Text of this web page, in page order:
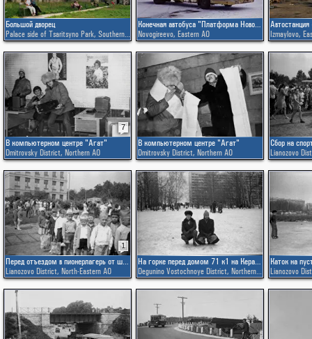
Большой дворец
Palace side of Tsaritsyno Park, Southern AO
Конечная автобуса "Платформа Новогиреево"
Novogireevo, Eastern AO Izmaylovo,
В компьютерном центре "Агат"
Dmitrovsky District, Northern AO
7
В компьютерном центре "Агат"
Dmitrovsky District, Northern AO Lianozovo
Перед отъездом в пионерлагерь от школы № 248
Lianozovo District, North-Eastern AO
1
На горке перед домом 71 к1 на Керамическом проезде
Degunino Vostochnoye District, Northern AO
Каток на
Lianozovo